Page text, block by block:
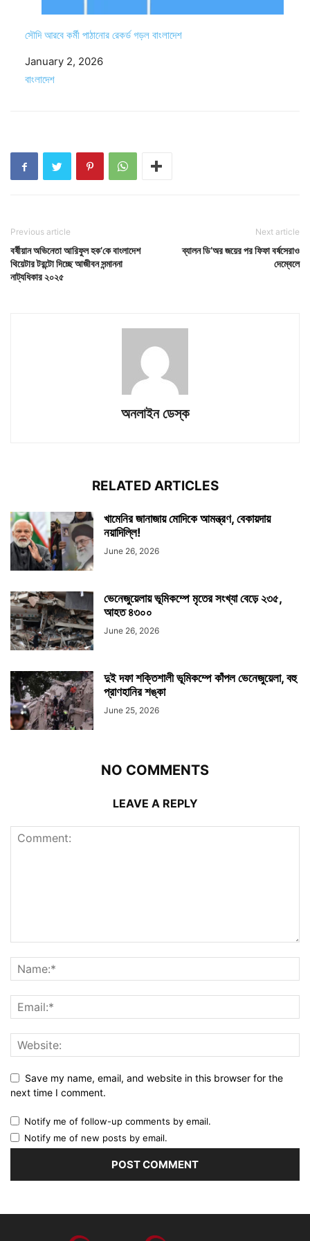
সৌদি আরবে কর্মী পাঠানোর রেকর্ড গড়ল বাংলাদেশ
Date
January 2, 2026
In relation to
বাংলাদেশ
Previous article
বর্ষীয়ান অভিনেতা আরিফুল হক’কে বাংলাদেশ
থিয়েটার টরন্টো দিচ্ছে আজীবন সন্মাননা
নাট্যধিকার ২০২৫
Next article
ব্যালন ডি’অর জয়ের পর ফিফা বর্ষসেরাও
দেম্বেলে
অনলাইন ডেস্ক
RELATED ARTICLES
খামেনির জানাজায় মোদিকে আমন্ত্রণ, বেকায়দায়
নয়াদিল্লি!
June 26, 2026
ভেনেজুয়েলায় ভূমিকম্পে মৃতের সংখ্যা বেড়ে ২৩৫,
আহত ৪৩০০
June 26, 2026
দুই দফা শক্তিশালী ভূমিকম্পে কাঁপল ভেনেজুয়েলা, বহু
প্রাণহানির শঙ্কা
June 25, 2026
NO COMMENTS
LEAVE A REPLY
Save my name, email, and website in this browser for the
next time I comment.
Notify me of follow-up comments by email.
Notify me of new posts by email.